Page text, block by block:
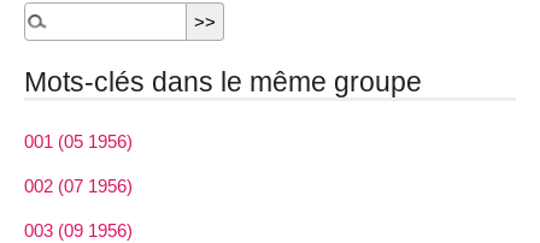
Mots-clés dans le même groupe
001 (05 1956)
002 (07 1956)
003 (09 1956)